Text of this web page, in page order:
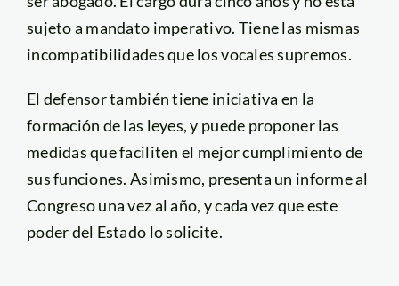
sujeto a mandato imperativo. Tiene las mismas
incompatibilidades que los vocales supremos.
El defensor también tiene iniciativa en la
formación de las leyes, y puede proponer las
medidas que faciliten el mejor cumplimiento de
sus funciones. Asimismo, presenta un informe al
Congreso una vez al año, y cada vez que este
poder del Estado lo solicite.